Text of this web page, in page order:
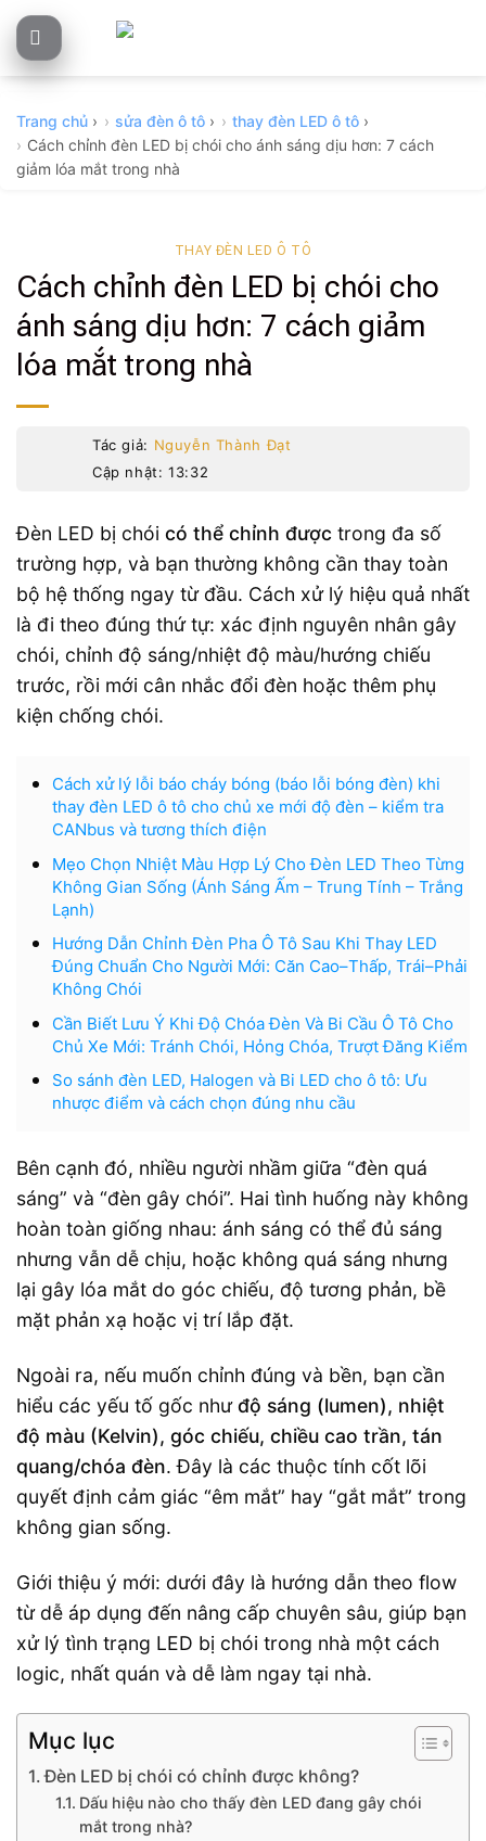
Skip
to
Trang chủ › sửa đèn ô tô › thay đèn LED ô tô ›
Cách chỉnh đèn LED bị chói cho ánh sáng dịu hơn: 7 cách
giảm lóa mắt trong nhà
THAY ĐÈN LED Ô TÔ
Cách chỉnh đèn LED bị chói cho
ánh sáng dịu hơn: 7 cách giảm
lóa mắt trong nhà
Tác giả: Nguyễn Thành Đạt
Cập nhật: 13:32
Đèn LED bị chói có thể chỉnh được trong đa số
trường hợp, và bạn thường không cần thay toàn
bộ hệ thống ngay từ đầu. Cách xử lý hiệu quả nhất
là đi theo đúng thứ tự: xác định nguyên nhân gây
chói, chỉnh độ sáng/nhiệt độ màu/hướng chiếu
trước, rồi mới cân nhắc đổi đèn hoặc thêm phụ
kiện chống chói.
Cách xử lý lỗi báo cháy bóng (báo lỗi bóng đèn) khi
thay đèn LED ô tô cho chủ xe mới độ đèn – kiểm tra
CANbus và tương thích điện
Mẹo Chọn Nhiệt Màu Hợp Lý Cho Đèn LED Theo Từng
Không Gian Sống (Ánh Sáng Ấm – Trung Tính – Trắng
Lạnh)
Hướng Dẫn Chỉnh Đèn Pha Ô Tô Sau Khi Thay LED
Đúng Chuẩn Cho Người Mới: Căn Cao–Thấp, Trái–Phải
Không Chói
Cần Biết Lưu Ý Khi Độ Chóa Đèn Và Bi Cầu Ô Tô Cho
Chủ Xe Mới: Tránh Chói, Hỏng Chóa, Trượt Đăng Kiểm
So sánh đèn LED, Halogen và Bi LED cho ô tô: Ưu
nhược điểm và cách chọn đúng nhu cầu
Bên cạnh đó, nhiều người nhầm giữa “đèn quá
sáng” và “đèn gây chói”. Hai tình huống này không
hoàn toàn giống nhau: ánh sáng có thể đủ sáng
nhưng vẫn dễ chịu, hoặc không quá sáng nhưng
lại gây lóa mắt do góc chiếu, độ tương phản, bề
mặt phản xạ hoặc vị trí lắp đặt.
Ngoài ra, nếu muốn chỉnh đúng và bền, bạn cần
hiểu các yếu tố gốc nhưđộ sáng (lumen), nhiệt
độ màu (Kelvin), góc chiếu, chiều cao trần, tán
quang/chóa đèn. Đây là các thuộc tính cốt lõi
quyết định cảm giác “êm mắt” hay “gắt mắt” trong
không gian sống.
Giới thiệu ý mới: dưới đây là hướng dẫn theo flow
từ dễ áp dụng đến nâng cấp chuyên sâu, giúp bạn
xử lý tình trạng LED bị chói trong nhà một cách
logic, nhất quán và dễ làm ngay tại nhà.
Mục lục
Đèn LED bị chói có chỉnh được không?
Dấu hiệu nào cho thấy đèn LED đang gây chói
mắt trong nhà?